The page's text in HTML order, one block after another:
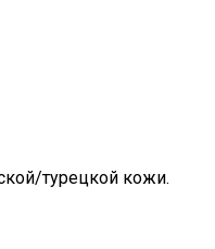
турецкой кожи.